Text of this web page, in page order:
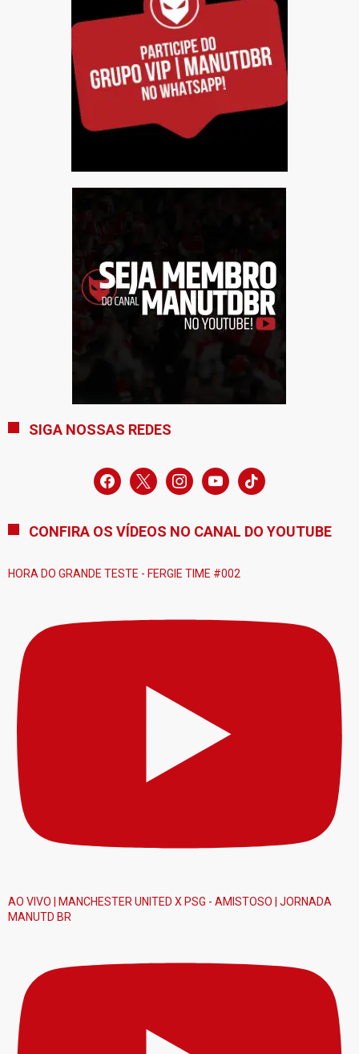
SIGA NOSSAS REDES
facebook
x instagramyoutubetiktok
CONFIRA OS VÍDEOS NO CANAL DO YOUTUBE
HORA DO GRANDE TESTE - FERGIE TIME #002
AO VIVO | MANCHESTER UNITED X PSG - AMISTOSO | JORNADA
MANUTD BR